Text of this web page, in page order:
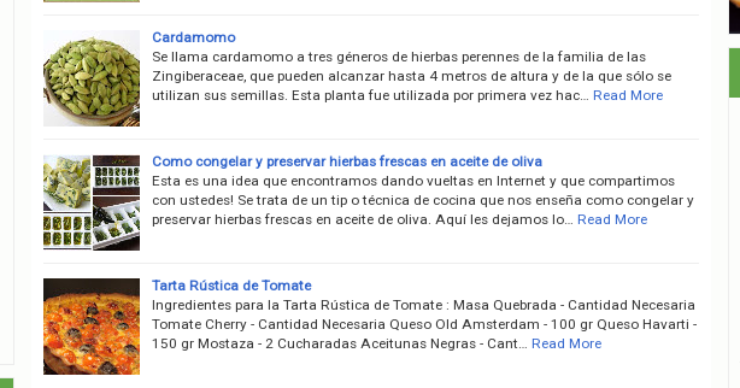
Cardamomo
Se llama cardamomo a tres géneros de hierbas perennes de la familia de las
Zingiberaceae, que pueden alcanzar hasta 4 metros de altura y de la que sólo se
utilizan sus semillas. Esta planta fue utilizada por primera vez hac…
Read More
Como congelar y preservar hierbas frescas en aceite de oliva
Esta es una idea que encontramos dando vueltas en Internet y que compartimos
con ustedes! Se trata de un tip o técnica de cocina que nos enseña como congelar y
preservar hierbas frescas en aceite de oliva. Aquí les dejamos lo…
Read More
Tarta Rústica de Tomate
Ingredientes para la Tarta Rústica de Tomate : Masa Quebrada - Cantidad Necesaria
Tomate Cherry - Cantidad Necesaria Queso Old Amsterdam - 100 gr Queso Havarti -
150 gr Mostaza - 2 Cucharadas Aceitunas Negras - Cant…
Read More